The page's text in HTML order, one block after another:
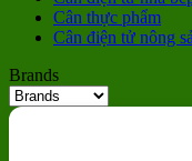
Cân thực phẩm
Cân điện tử nông
Brands